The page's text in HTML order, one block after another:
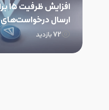
ارسال
شبکه TON
72بازدید